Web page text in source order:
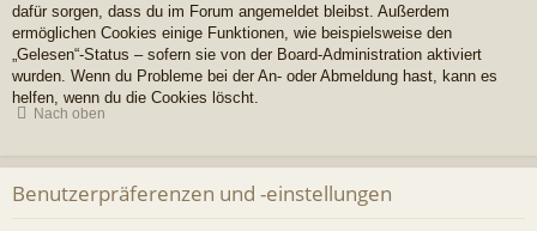
dafür sorgen, dass du im Forum angemeldet bleibst. Außerdem
ermöglichen Cookies einige Funktionen, wie beispielsweise den
„Gelesen“-Status – sofern sie von der Board-Administration aktiviert
wurden. Wenn du Probleme bei der An- oder Abmeldung hast, kann es
helfen, wenn du die Cookies löscht.
Nach oben
Benutzerpräferenzen und -einstellungen